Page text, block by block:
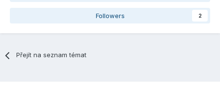
Followers 2
Přejít na seznam témat